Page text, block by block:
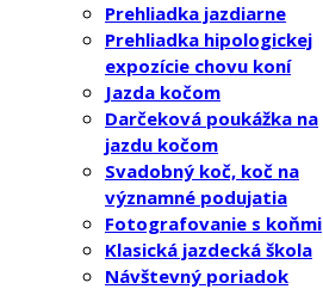
Prehliadka jazdiarne
Prehliadka hipologickej
expozície chovu koní
Jazda kočom
Darčeková poukážka na
jazdu kočom
Svadobný koč, koč na
významné podujatia
Fotografovanie s koňmi
Klasická jazdecká škola
Návštevný poriadok